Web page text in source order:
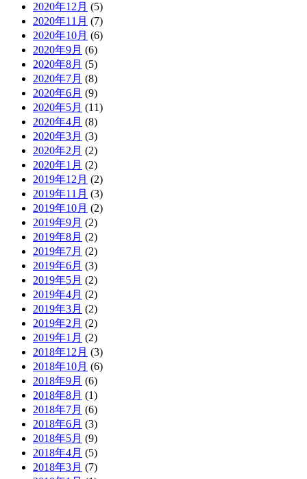
2020年12月 (5)
2020年11月 (7)
2020年10月 (6)
2020年9月 (6)
2020年8月 (5)
2020年7月 (8)
2020年6月 (9)
2020年5月 (11)
2020年4月 (8)
2020年3月 (3)
2020年2月 (2)
2020年1月 (2)
2019年12月 (2)
2019年11月 (3)
2019年10月 (2)
2019年9月 (2)
2019年8月 (2)
2019年7月 (2)
2019年6月 (3)
2019年5月 (2)
2019年4月 (2)
2019年3月 (2)
2019年2月 (2)
2019年1月 (2)
2018年12月 (3)
2018年10月 (6)
2018年9月 (6)
2018年8月 (1)
2018年7月 (6)
2018年6月 (3)
2018年5月 (9)
2018年4月 (5)
2018年3月 (7)